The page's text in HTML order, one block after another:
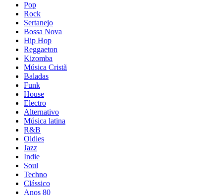
Pop
Rock
Sertanejo
Bossa Nova
Hip Hop
Reggaeton
Kizomba
Música Cristã
Baladas
Funk
House
Electro
Alternativo
Música latina
R&B
Oldies
Jazz
Indie
Soul
Techno
Clássico
Anos 80